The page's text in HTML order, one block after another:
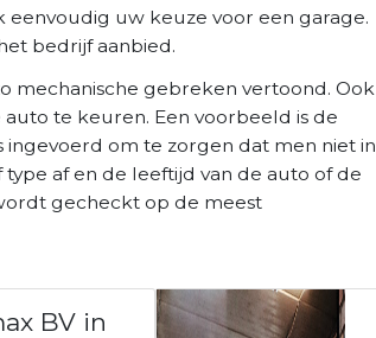
eenvoudig uw keuze voor een garage.
bedrijf aanbied.
mechanische gebreken vertoond. Ook
te keuren. Een voorbeeld is de
om te zorgen dat men niet in
af en de leeftijd van de auto of de
gecheckt op de meest
BV in